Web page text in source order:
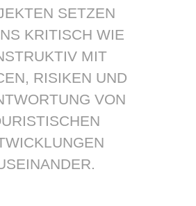
SETZEN
KRITISCH WIE
MIT
RISIKEN UND
VON